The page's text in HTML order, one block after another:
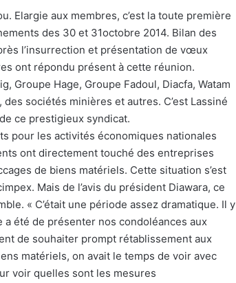
Elargie aux membres, c’est la toute première
des 30 et 31octobre 2014. Bilan des
l’insurrection et présentation de vœux
ont répondu présent à cette réunion.
Groupe Hage, Groupe Fadoul, Diacfa, Watam
sociétés minières et autres. C’est Lassiné
ce prestigieux syndicat.
pour les activités économiques nationales
ont directement touché des entreprises
de biens matériels. Cette situation s’est
Mais de l’avis du président Diawara, ce
« C’était une période assez dramatique. Il y
été de présenter nos condoléances aux
de souhaiter prompt rétablissement aux
matériels, on avait le temps de voir avec
voir quelles sont les mesures